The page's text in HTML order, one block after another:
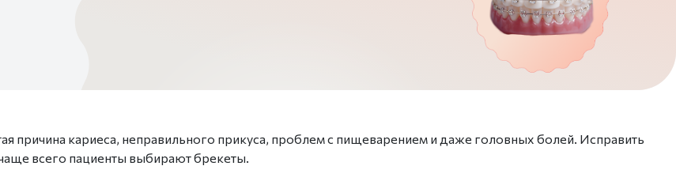
причина кариеса, неправильного прикуса, проблем с пищеварением и даже головных болей. Исправить
всего пациенты выбирают брекеты.